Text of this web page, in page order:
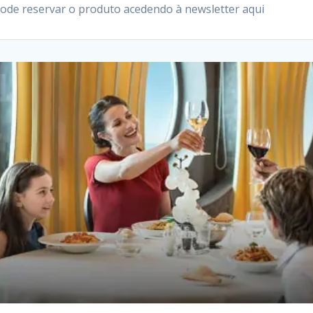
reservar o produto acedendo à newsletter aqui